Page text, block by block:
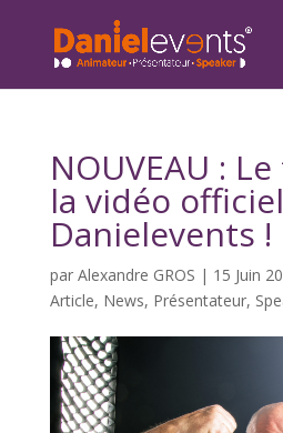
NOUVEAU :
la vidéo
Danielevents !
par Alexandre GROS | 15 Juin
Article, News, Présentateur,